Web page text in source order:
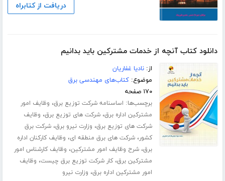
دریافت از کتابراه
دانلود کتاب آنچه از خدمات مشترکین باید بدانیم
از:نادیا غفاریان
موضوع:کتاب‌های مهندسی برق
۱۷۰ صفحه
برچسب‌ها: اساسنامه شرکت توزیع برق، وظایف امور
مشترکین اداره برق،شرکت های توزیع برق، وظایف
شرکت های توزیع برق، وزارت نیرو برق،شرکت برق
کشور،شرکت های برق منطقه ای، وظایف کارکنان اداره
برق،شرح وظایف امور مشترکین، وظایف کارشناس امور
مشترکین برق،کار شرکت توزیع برق چیست، وظایف
امور مشترکین اداره برق، وزارت نیرو